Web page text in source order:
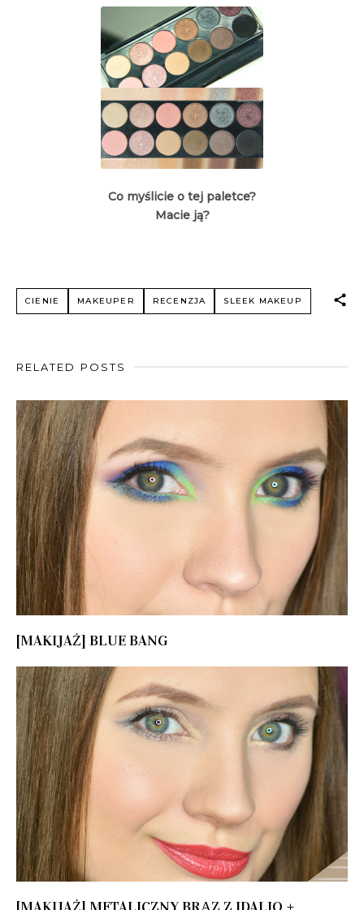
Co myślicie o tej paletce?
Macie ją?
CIENIE MAKEUPER RECENZJA SLEEK MAKEUP
RELATED POSTS
[MAKIJAŻ] BLUE BANG